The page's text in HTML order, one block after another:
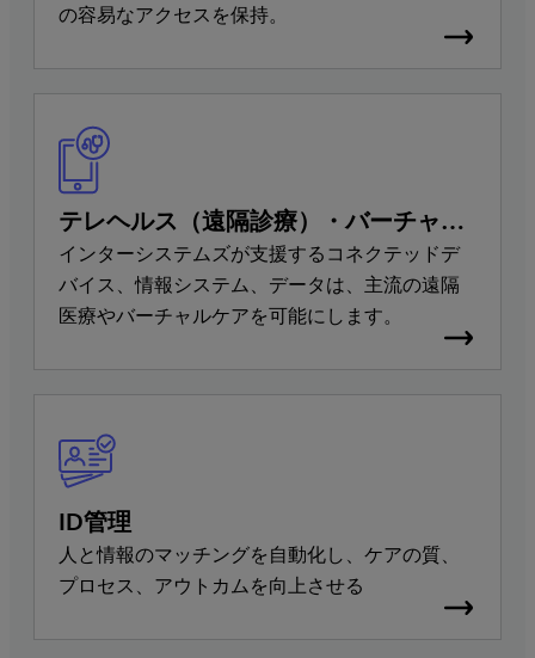
の容易なアクセスを保持。
テレヘルス（遠隔診療）・バーチャル
ケア
インターシステムズが支援するコネクテッドデ
バイス、情報システム、データは、主流の遠隔
医療やバーチャルケアを可能にします。
ID管理
人と情報のマッチングを自動化し、ケアの質、
プロセス、アウトカムを向上させる